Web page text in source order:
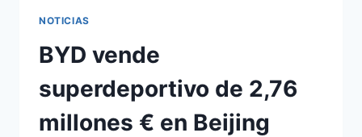
NOTICIAS
BYD vende
superdeportivo de 2,76
millones € en Beijing